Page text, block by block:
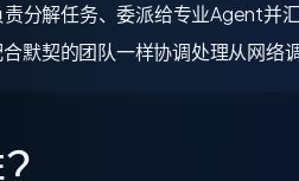
分解任务、委派给专业Agent并汇
默契的团队一样协调处理从网络